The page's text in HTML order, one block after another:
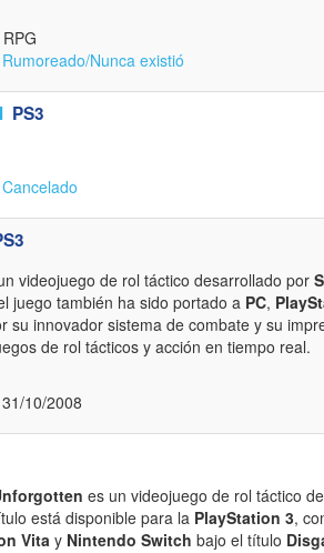
Rumoreado/Nunca existió
PS3
Cancelado
videojuego de rol táctico desarrollado por
juego también ha sido portado a PC,
su innovador sistema de combate y su
de rol tácticos y acción en tiempo real.
31/10/2008
es un videojuego de rol táctico
está disponible para la PlayStation 3,
Vita y Nintendo Switch bajo el título